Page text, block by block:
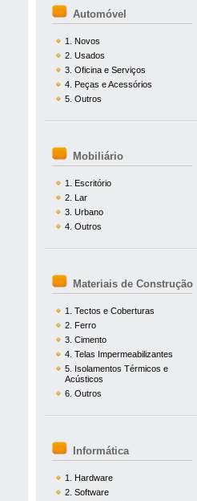
Automóvel
1. Novos
2. Usados
3. Oficina e Serviços
4. Peças e Acessórios
5. Outros
Mobiliário
1. Escritório
2. Lar
3. Urbano
4. Outros
Materiais de Construção
1. Tectos e Coberturas
2. Ferro
3. Cimento
4. Telas Impermeabilizantes
5. Isolamentos Térmicos e
Acústicos
6. Outros
Informática
1. Hardware
2. Software